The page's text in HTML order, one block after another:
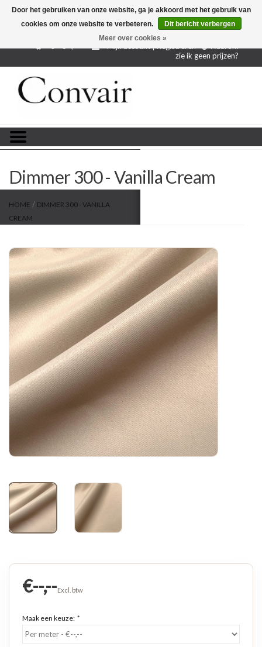
Gratis verzending bij aankoop vanaf € 250,-
Gratis
0 - €--,--
Mijn account | Registreren
Waarom
zie ik geen prijzen?
Stoffen per meter
Restanten
Blog
Dimmer 300 - Vanilla Cream
HOME / DIMMER 300 - VANILLA
CREAM
€--,--Excl. btw
Maak een keuze: *
Door het gebruiken van onze website, ga je akkoord met het gebruik van
cookies om onze website te verbeteren.
Dit bericht verbergen
Meer over cookies »